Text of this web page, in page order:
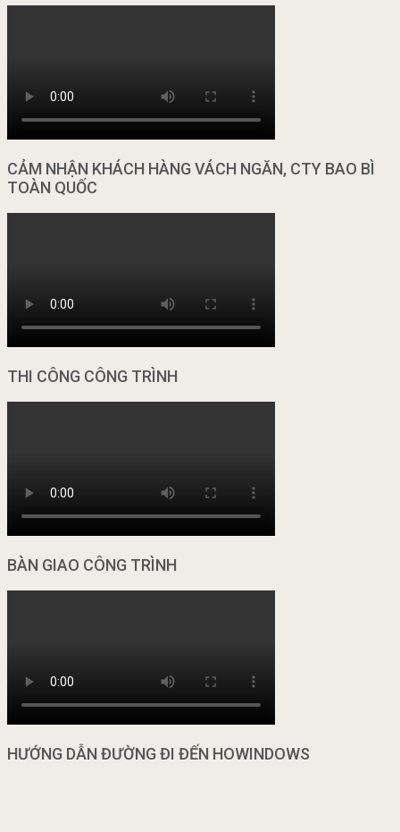
CẢM NHẬN KHÁCH HÀNG VÁCH NGĂN, CTY BAO BÌ
TOÀN QUỐC
THI CÔNG CÔNG TRÌNH
BÀN GIAO CÔNG TRÌNH
HƯỚNG DẪN ĐƯỜNG ĐI ĐẾN HOWINDOWS